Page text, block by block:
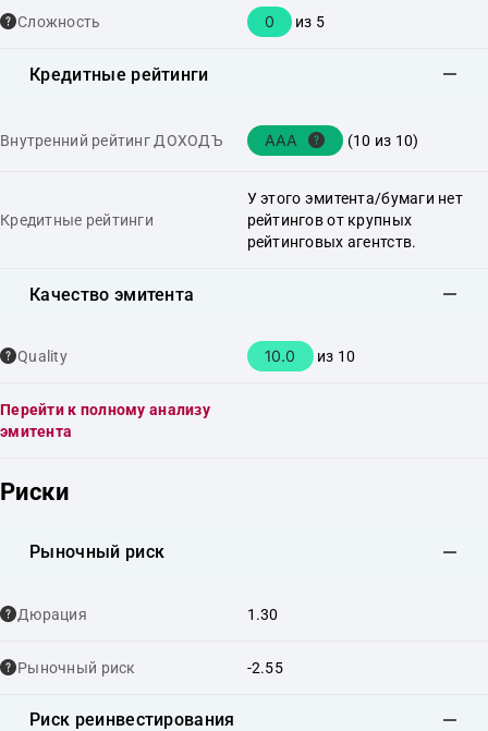
Сложность 0 из 5
Кредитные рейтинги
Внутренний рейтинг ДОХОДЪ AAA (10 из 10)
Кредитные рейтинги
У этого эмитента/бумаги нет
рейтингов от крупных
рейтинговых агентств.
Качество эмитента
Quality 10.0 из 10
Перейти к полному анализу
эмитента
Риски
Рыночный риск
Дюрация 1.30
Рыночный риск -2.55
Риск реинвестирования